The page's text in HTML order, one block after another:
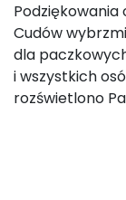
Podziękowania
Cudów
dla
i wszystkich
rozświetlono